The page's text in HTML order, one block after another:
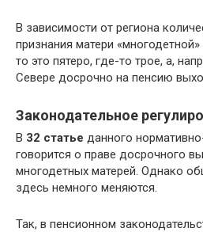
В зависимости от региона
признания матери
то это пятеро, где-то трое, а,
Севере досрочно на пенсию
Законодательное
В 32 статье данного
говорится о праве досрочного
многодетных матерей. Однако
здесь немного меняются.
Так, в пенсионном